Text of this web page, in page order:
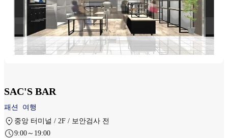
SAC'S BAR
패션
여행
중앙 터미널 / 2F / 보안검사 전
9:00～19:00